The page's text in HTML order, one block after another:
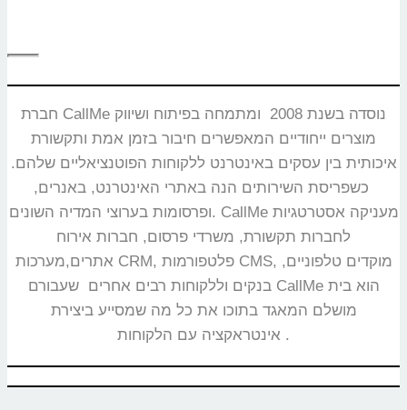
חברת CallMe נוסדה בשנת 2008 ומתמחה בפיתוח ושיווק
מוצרים ייחודיים המאפשרים חיבור בזמן אמת ותקשורת
איכותית בין עסקים באינטרנט ללקוחות הפוטנציאליים שלהם.
כשפריסת השירותים הנה באתרי האינטרנט, באנרים,
ופרסומות בערוצי המדיה השונים. CallMe מעניקה אסטרטגיות
לחברות תקשורת, משרדי פרסום, חברות אירוח
אתרים,מערכות CRM, פלטפורמות CMS, מוקדים טלפוניים,
בנקים וללקוחות רבים אחרים שעבורם CallMe הוא בית
מושלם המאגד בתוכו את כל מה שמסייע ביצירת
אינטראקציה עם הלקוחות.